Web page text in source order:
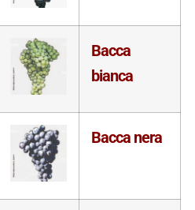
Bacca
bianca
Bacca nera